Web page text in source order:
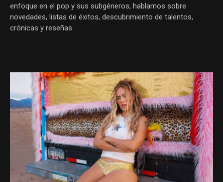
enfoque en el pop y sus subgéneros, hablamos sobre
novedades, listas de éxitos, descubrimiento de talentos,
crónicas y reseñas.